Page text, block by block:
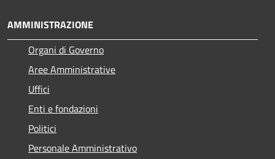
AMMINISTRAZIONE
Organi di Governo
Aree Amministrative
Uffici
Enti e fondazioni
Politici
Personale Amministrativo